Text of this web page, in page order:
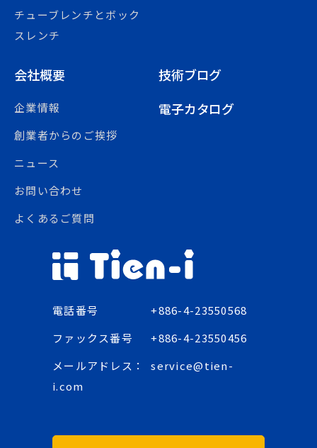
チューブレンチとボック
スレンチ
会社概要
企業情報
創業者からのご挨拶
ニュース
お問い合わせ
よくあるご質問
技術ブログ
電子カタログ
電話番号
+886-4-23550568
ファックス番号
+886-4-23550456
メールアドレス：
service@tien-
i.com